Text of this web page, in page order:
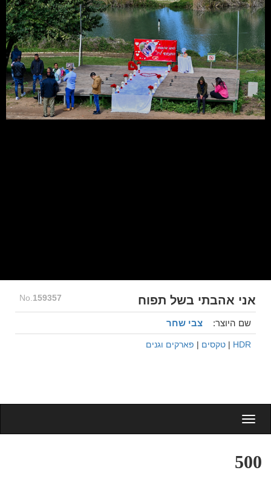
No. 159357 אני אהבתי בשל תפוח
שם היוצר: צבי שחר
HDR טקסים פארקים וגנים
500